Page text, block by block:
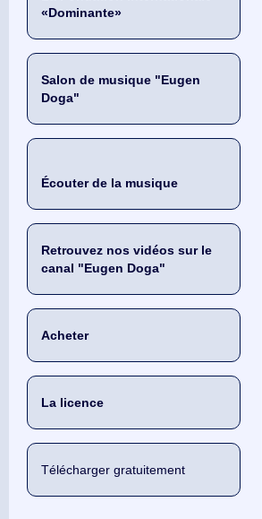
«Dominante»
Salon de musique "Eugen
Doga"
Écouter de la musique
Retrouvez nos vidéos sur le
canal "Eugen Doga"
Acheter
La licence
Télécharger gratuitement